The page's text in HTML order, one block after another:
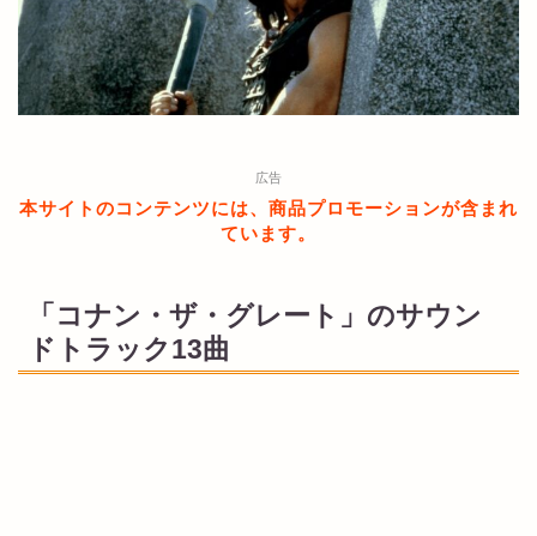
広告
本サイトのコンテンツには、商品プロモーションが含まれ
ています。
「コナン・ザ・グレート」のサウン
ドトラック13曲